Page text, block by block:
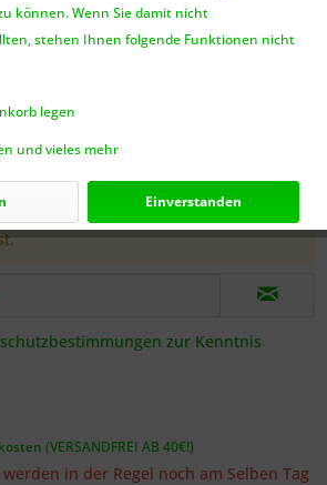
steht derzeit nicht zur Verfügung!
Sie mich, sobald der Artikel
zur Kenntnis
(VERSANDFREI AB 40€!)
in der Regel noch am Selben Tag
können. Wenn Sie damit nicht
stehen Ihnen folgende Funktionen nicht
legen
und vieles mehr
Einverstanden